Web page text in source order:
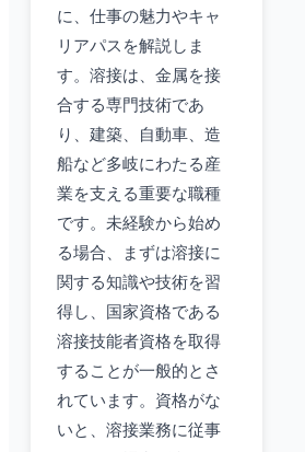
に、仕事の魅力やキャ
リアパスを解説しま
す。溶接は、金属を接
合する専門技術であ
り、建築、自動車、造
船など多岐にわたる産
業を支える重要な職種
です。未経験から始め
る場合、まずは溶接に
関する知識や技術を習
得し、国家資格である
溶接技能者資格を取得
することが一般的とさ
れています。資格がな
いと、溶接業務に従事